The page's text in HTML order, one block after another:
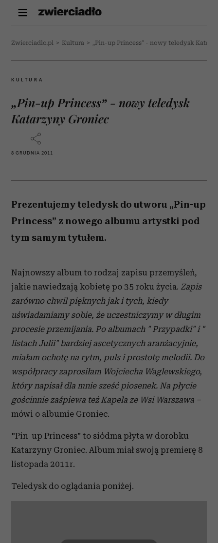
Zwierciadlo.pl > Kultura > „Pin-up Princess” - nowy teledysk
KULTURA
„Pin-up Princess” - nowy teledysk
Katarzyny Groniec
8 GRUDNIA 2011
Prezentujemy teledysk do utworu „Pin-up
Princess” z nowego albumu artystki pod
tym samym tytułem.
Najnowszy album to rodzaj zapisu przemyśleń,
jakie nawiedzają kobietę po 35 roku życia. Zapis
zarówno chwil pięknych jak i tych, kiedy
uświadamiamy sobie, że uczestniczymy w długim
procesie przemijania. Po albumach " Przypadki" i "
listach Julii" bardziej ascetycznych aranżacyjnie,
miałam ochotę na rytm, puls i prostotę melodii. Do
współpracy zaprosiłam Wojciecha Waglewskiego,
który napisał dla mnie sześć piosenek. Na płycie
gościnnie zaśpiewa też Kapela ze Wsi Warszawa –
mówi o albumie Groniec.
"Pin-up Princess” to siódma płyta w dorobku
Katarzyny Groniec. Album miał swoją premierę 8
listopada 2011r.
Teledysk do oglądania poniżej.